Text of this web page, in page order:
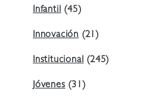
Infantil(45)
Innovación (21)
Institucional(245)
Jóvenes(31)